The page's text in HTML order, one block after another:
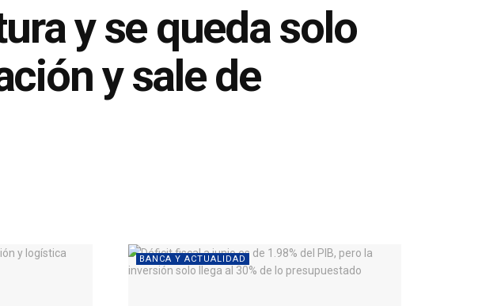
y se queda solo
y sale de
BANCA Y ACTUALIDAD